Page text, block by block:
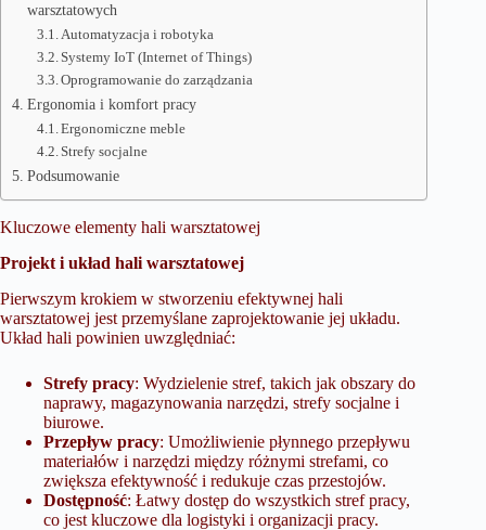
warsztatowych
Automatyzacja i robotyka
Systemy IoT (Internet of Things)
Oprogramowanie do zarządzania
Ergonomia i komfort pracy
Ergonomiczne meble
Strefy socjalne
Podsumowanie
Kluczowe elementy hali warsztatowej
Projekt i układ hali warsztatowej
Pierwszym krokiem w stworzeniu efektywnej hali
warsztatowej jest przemyślane zaprojektowanie jej układu.
Układ hali powinien uwzględniać:
Strefy pracy: Wydzielenie stref, takich jak obszary do
naprawy, magazynowania narzędzi, strefy socjalne i
biurowe.
Przepływ pracy: Umożliwienie płynnego przepływu
materiałów i narzędzi między różnymi strefami, co
zwiększa efektywność i redukuje czas przestojów.
Dostępność: Łatwy dostęp do wszystkich stref pracy,
co jest kluczowe dla logistyki i organizacji pracy.